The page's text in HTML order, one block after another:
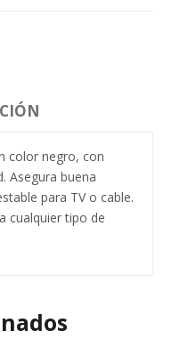
color negro, con
Asegura buena
para TV o cable.
cualquier tipo de